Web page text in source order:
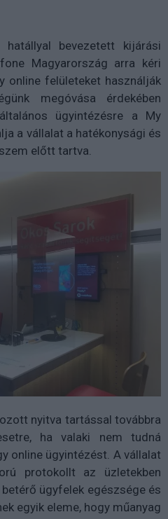
bevezetett kijárási
Magyarország arra kéri
online felületeket használják
megóvása érdekében
ügyintézésre a My
a vállalat a hatékonysági és
előtt tartva.
nyitva tartással továbbra
ha valaki nem tudná
online ügyintézést. A vállalat
protokollt az üzletekben
ügyfelek egészsége és
egyik eleme, hogy műanyag